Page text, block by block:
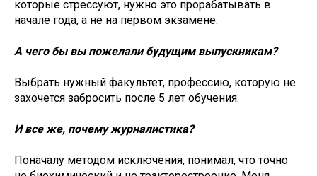
которые стрессуют, нужно это прорабатывать в
начале года, а не на первом экзамене.
А чего бы вы пожелали будущим выпускникам?
Выбрать нужный факультет, профессию, которую не
захочется забросить после 5 лет обучения.
И все же, почему журналистика?
Поначалу методом исключения, понимал, что точно